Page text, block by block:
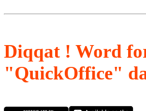
Diqqat ! Word
"QuickOffice"